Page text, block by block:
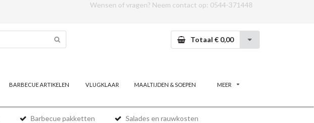
Wensen of vragen? Neem contact op: 0544-371448
Totaal € 0,00
BARBECUE ARTIKELEN VLUGKLAAR MAALTIJDEN & SOEPEN MEER
Barbecue pakketten Salades en rauwkosten